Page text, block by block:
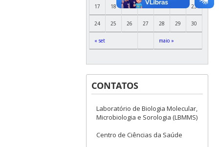
« set maio »
17 18 19 20 21 23
24 25 26 27 28 29 30
CONTATOS
Laboratório de Biologia Molecular,
Microbiologia e Sorologia (LBMMS)
Centro de Ciências da Saúde